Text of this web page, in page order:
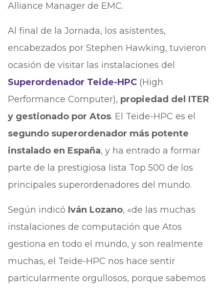
Alliance Manager de EMC.
Al final de la Jornada, los asistentes,
encabezados por Stephen Hawking, tuvieron
ocasión de visitar las instalaciones del
Superordenador Teide-HPC(High
Performance Computer), propiedad del ITER
y gestionado por Atos. El Teide-HPC es el
segundo superordenador más potente
instalado en España, y ha entrado a formar
parte de la prestigiosa lista Top 500 de los
principales superordenadores del mundo.
Según indicó Iván Lozano, «de las muchas
instalaciones de computación que Atos
gestiona en todo el mundo, y son realmente
muchas, el Teide-HPC nos hace sentir
particularmente orgullosos, porque sabemos